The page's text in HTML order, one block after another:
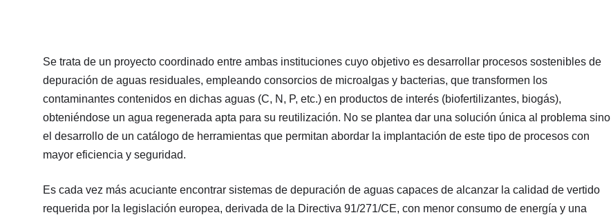
Se trata de un proyecto coordinado entre ambas instituciones cuyo objetivo es desarrollar procesos sostenibles de
depuración de aguas residuales, empleando consorcios de microalgas y bacterias, que transformen los
contaminantes contenidos en dichas aguas (C, N, P, etc.) en productos de interés (biofertilizantes, biogás),
obteniéndose un agua regenerada apta para su reutilización. No se plantea dar una solución única al problema sino
el desarrollo de un catálogo de herramientas que permitan abordar la implantación de este tipo de procesos con
mayor eficiencia y seguridad.
Es cada vez más acuciante encontrar sistemas de depuración de aguas capaces de alcanzar la calidad de vertido
requerida por la legislación europea, derivada de la Directiva 91/271/CE, con menor consumo de energía y una